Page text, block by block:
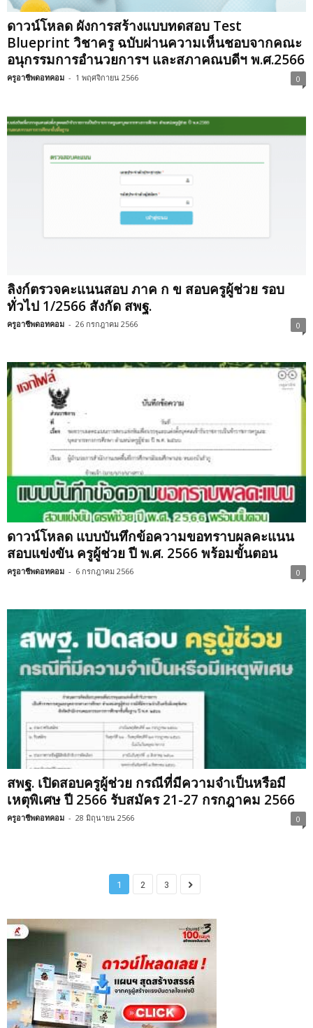
ดาวน์โหลด ผังการสร้างแบบทดสอบ Test
Blueprint วิชาครู ฉบับผ่านความเห็นชอบจากคณะ
อนุกรรมการอำนวยการฯ และสภาคณบดีฯ พ.ศ.2566
ครูอาชีพดอทคอม - 1 พฤศจิกายน 2566 0
ลิงก์ตรวจคะแนนสอบ ภาค ก ข สอบครูผู้ช่วย รอบ
ทั่วไป 1/2566 สังกัด สพฐ.
ครูอาชีพดอทคอม - 26 กรกฎาคม 2566 0
ดาวน์โหลด แบบบันทึกข้อความขอทราบผลคะแนน
สอบแข่งขัน ครูผู้ช่วย ปี พ.ศ. 2566 พร้อมขั้นตอน
ครูอาชีพดอทคอม - 6 กรกฎาคม 2566 0
สพฐ. เปิดสอบครูผู้ช่วย กรณีที่มีความจำเป็นหรือมี
เหตุพิเศษ ปี 2566 รับสมัคร 21-27 กรกฎาคม 2566
ครูอาชีพดอทคอม - 28 มิถุนายน 2566 0
1 2 3